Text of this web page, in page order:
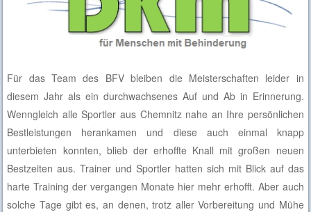
Für das Team des BFV bleiben die Meisterschaften leider in
diesem Jahr als ein durchwachsenes Auf und Ab in Erinnerung.
Wenngleich alle Sportler aus Chemnitz nahe an Ihre persönlichen
Bestleistungen herankamen und diese auch einmal knapp
unterbieten konnten, blieb der erhoffte Knall mit großen neuen
Bestzeiten aus. Trainer und Sportler hatten sich mit Blick auf das
harte Training der vergangen Monate hier mehr erhofft. Aber auch
solche Tage gibt es, an denen, trotz aller Vorbereitung und Mühe